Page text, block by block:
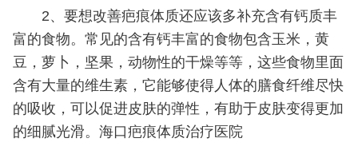
2、要想改善疤痕体质还应该多补充含有钙质丰
富的食物。常见的含有钙丰富的食物包含玉米，黄
豆，萝卜，坚果，动物性的干燥等等，这些食物里面
含有大量的维生素，它能够使得人体的膳食纤维尽快
的吸收，可以促进皮肤的弹性，有助于皮肤变得更加
的细腻光滑。海口疤痕体质治疗医院